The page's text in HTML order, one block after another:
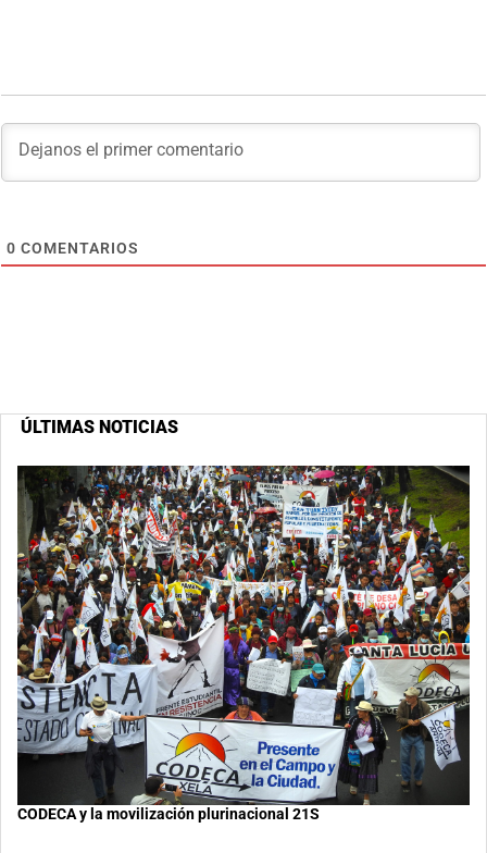
0 COMENTARIOS
ÚLTIMAS NOTICIAS
CODECA y la movilización plurinacional 21S